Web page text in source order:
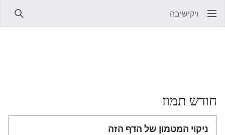
ויקישיבה
חודש תמוז
ניקוי המטמון של הדף הזה